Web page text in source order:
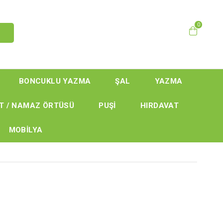
0
BONCUKLU YAZMA ŞAL YAZMA
/ NAMAZ ÖRTÜSÜ PUŞİ HIRDAVAT
MOBİLYA